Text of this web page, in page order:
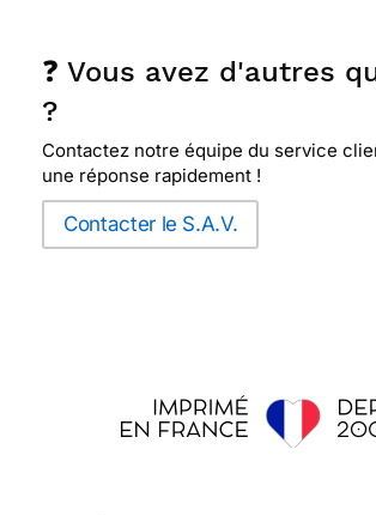
❓ Vous avez d'autres
?
Contactez notre équipe du service
une réponse rapidement !
Contacter le S.A.V.